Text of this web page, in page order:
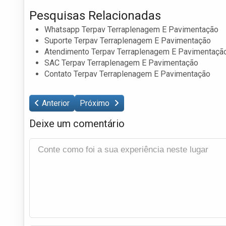
Pesquisas Relacionadas
Whatsapp Terpav Terraplenagem E Pavimentação
Suporte Terpav Terraplenagem E Pavimentação
Atendimento Terpav Terraplenagem E
SAC Terpav Terraplenagem E Pavimentação
Contato Terpav Terraplenagem E Pavimentação
Anterior Próximo
Deixe um comentário